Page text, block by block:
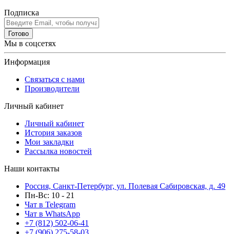
Подписка
Готово
Мы в соцсетях
Информация
Связаться с нами
Производители
Личный кабинет
Личный кабинет
История заказов
Мои закладки
Рассылка новостей
Наши контакты
Россия, Санкт-Петербург, ул. Полевая Сабировская, д. 49
Пн-Вс: 10 - 21
Чат в Telegram
Чат в WhatsApp
+7 (812) 502-06-41
+7 (906) 275-58-03